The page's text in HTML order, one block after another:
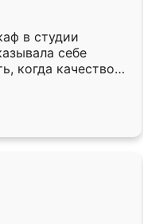
в студии
себе
когда качеством
кухня уже почти